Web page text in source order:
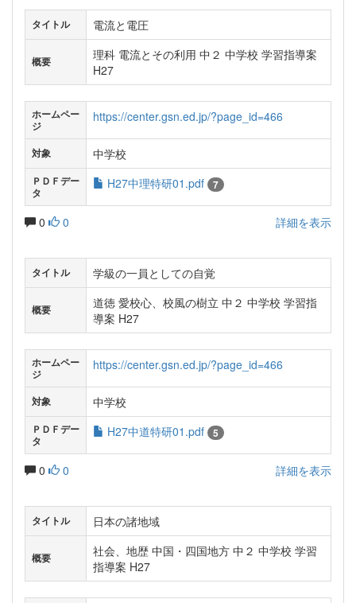
タイトル 電流と電圧
概要
理科 電流とその利用 中２ 中学校 学習指導案
H27
ホームペー
ジ
https://center.gsn.ed.jp/?page_id=466
対象 中学校
ＰＤＦデー
タ
H27中理特研01.pdf 7
0 0 詳細を表示
タイトル 学級の一員としての自覚
概要
道徳 愛校心、校風の樹立 中２ 中学校 学習指
導案 H27
ホームペー
ジ
https://center.gsn.ed.jp/?page_id=466
対象 中学校
ＰＤＦデー
タ
H27中道特研01.pdf 5
0 0 詳細を表示
タイトル 日本の諸地域
概要
社会、地歴 中国・四国地方 中２ 中学校 学習
指導案 H27